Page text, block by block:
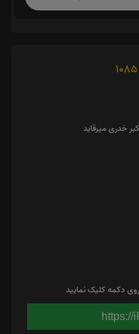
دکمه کلیک نمایید
https://